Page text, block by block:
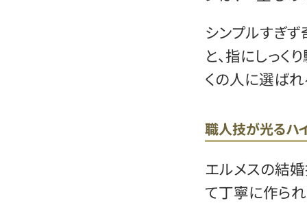
シンプルすぎ
と、指にしっく
くの人に選ばれ
職人技が光るハ
エルメスの結
て丁寧に作ら